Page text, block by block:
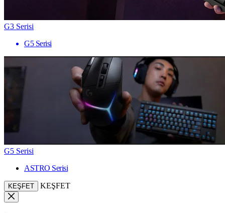
G3 Serisi
G5 Serisi
G5 Serisi
ASTRO Serisi
KEŞFET KEŞFET